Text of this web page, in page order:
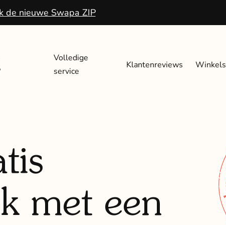
de nieuwe Swapa ZIP
Volledige
service
Klantenreviews
Winkels
Bezoek aan huis
met een